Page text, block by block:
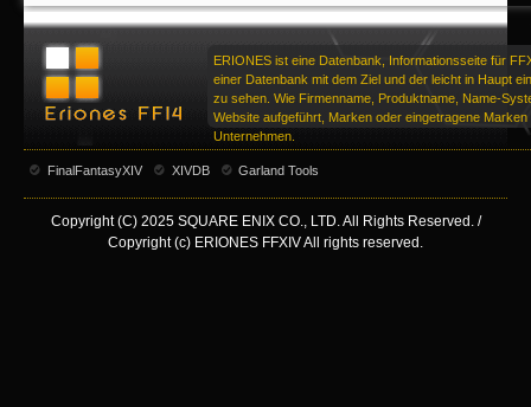
ERIONES ist eine Datenbank, Informationsseite für
einer Datenbank mit dem Ziel und der leicht in Haupt
zu sehen. Wie Firmenname, Produktname, Name-
Website aufgeführt, Marken oder eingetragene Marken
Unternehmen.
FinalFantasyXIV XIVDB Garland Tools
Copyright (C) 2025 SQUARE ENIX CO., LTD. All Rights Reserved. /
Copyright (c) ERIONES FFXIV All rights reserved.